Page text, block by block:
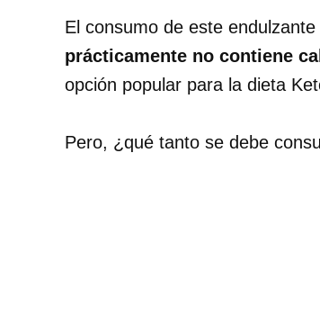
El consumo de este
prácticamente no contiene
opción popular para la dieta
Pero, ¿qué tanto se debe